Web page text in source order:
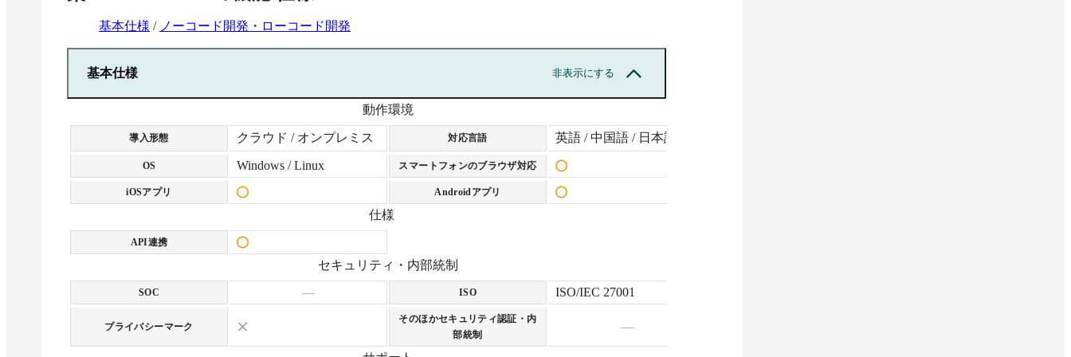
基本仕様 / ノーコード開発・ローコード開発
基本仕様 非表示にする
動作環境
導入形態 クラウド / オンプレミス 対応言語 英語 / 中国語 / 日本語
OS Windows / Linux スマートフォンのブラウザ対応
iOSアプリ Androidアプリ
仕様
API連携
セキュリティ・内部統制
SOC — ISO ISO/IEC 27001
プライバシーマーク
そのほかセキュリティ認証・内
部統制
—